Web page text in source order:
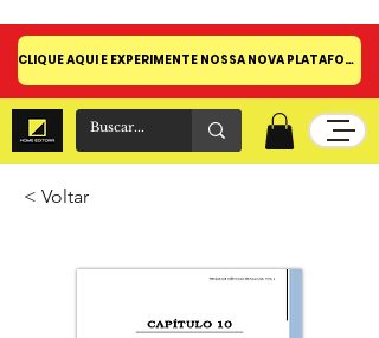
CLIQUE AQUI E EXPERIMENTE NOSSA NOVA PLATAFORMA!
< Voltar